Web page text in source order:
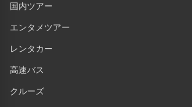
国内ツアー
エンタメツアー
レンタカー
高速バス
クルーズ